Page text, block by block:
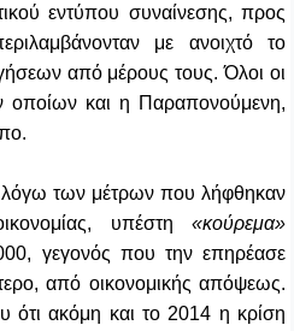
εντύπου συναίνεσης, προς
με ανοιχτό το
από μέρους τους. Όλοι οι
οποίων και η Παραπονούμενη,
των μέτρων που λήφθηκαν
υπέστη «κούρεμα»
γεγονός που την επηρέασε
από οικονομικής απόψεως.
ότι ακόμη και το 2014 η κρίση